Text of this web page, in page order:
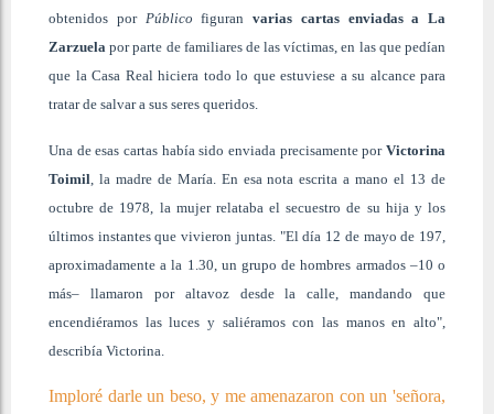
obtenidos por Público figuran varias cartas enviadas a La
Zarzuela por parte de familiares de las víctimas, en las que pedían
que la Casa Real hiciera todo lo que estuviese a su alcance para
tratar de salvar a sus seres queridos.
Una de esas cartas había sido enviada precisamente por Victorina
Toimil, la madre de María. En esa nota escrita a mano el 13 de
octubre de 1978, la mujer relataba el secuestro de su hija y los
últimos instantes que vivieron juntas. "El día 12 de mayo de 197,
aproximadamente a la 1.30, un grupo de hombres armados –10 o
más– llamaron por altavoz desde la calle, mandando que
encendiéramos las luces y saliéramos con las manos en alto",
describía Victorina.
Imploré darle un beso, y me amenazaron con un 'señora,